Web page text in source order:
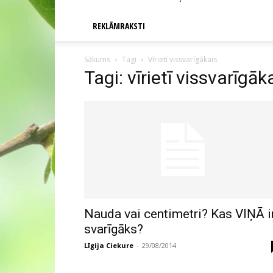
REKLĀMRAKSTI
Sākums Tagi Vīrietī vissvarīgākais
Tagi: vīrietī
Nauda vai centimetri? Kas VIŅĀ
svarīgāks?
Līgija Ciekure - 29/08/2014